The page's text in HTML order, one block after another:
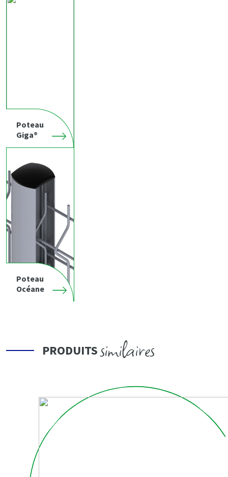
Poteau
Giga®
Poteau
Océane
PRODUITSsimilaires